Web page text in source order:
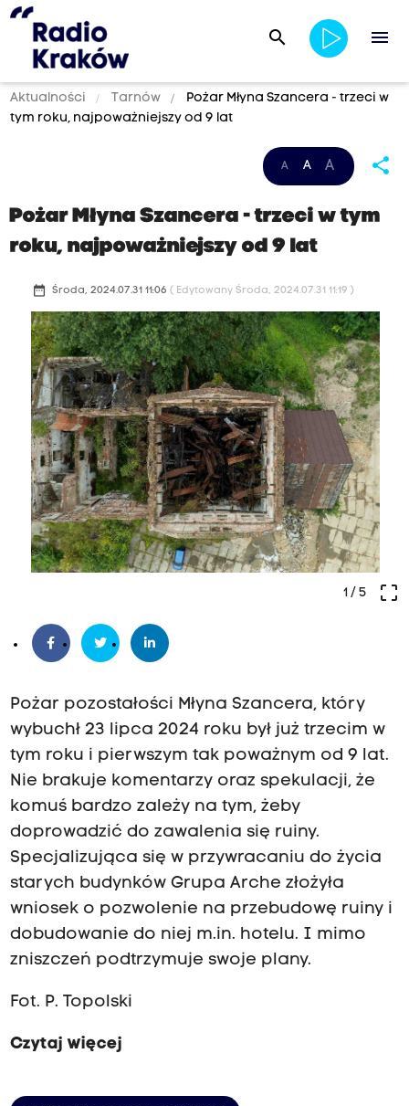
search menu
Aktualności Tarnów
Pożar Młyna Szancera - trzeci w
tym roku, najpoważniejszy od 9 lat
A A A share
Pożar Młyna Szancera - trzeci w tym
roku, najpoważniejszy od 9 lat
date_range Środa, 2024.07.31 11:06 ( Edytowany Środa, 2024.07.31 11:19 )
crop_free
1/ 5
Pożar pozostałości Młyna Szancera, który
wybuchł 23 lipca 2024 roku był już trzecim w
tym roku i pierwszym tak poważnym od 9 lat.
Nie brakuje komentarzy oraz spekulacji, że
komuś bardzo zależy na tym, żeby
doprowadzić do zawalenia się ruiny.
Specjalizująca się w przywracaniu do życia
starych budynków Grupa Arche złożyła
wniosek o pozwolenie na przebudowę ruiny i
dobudowanie do niej m.in. hotelu. I mimo
zniszczeń podtrzymuje swoje plany.
Fot. P. Topolski
Czytaj więcej